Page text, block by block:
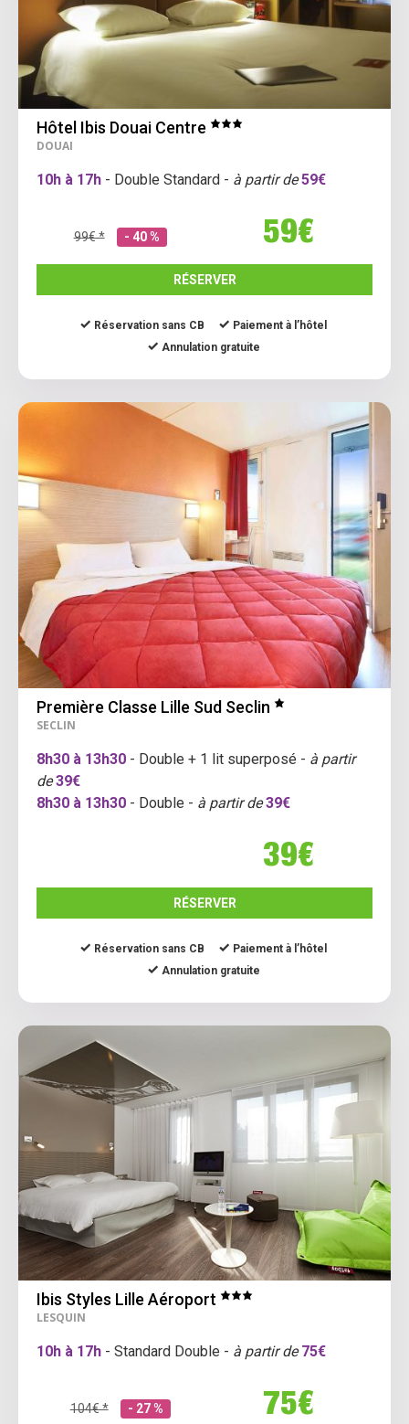
Hôtel Ibis Douai Centre
DOUAI
10h à 17h - Double Standard - à partir de 59€
99€ * - 40 % 59€
RÉSERVER
Réservation sans CB
Paiement à l’hôtel
Annulation gratuite
Première Classe Lille Sud Seclin
SECLIN
8h30 à 13h30 - Double + 1 lit superposé - à partir
de 39€
8h30 à 13h30 - Double - à partir de 39€
39€
RÉSERVER
Réservation sans CB
Paiement à l’hôtel
Annulation gratuite
Ibis Styles Lille Aéroport
LESQUIN
10h à 17h - Standard Double - à partir de 75€
104€ * - 27 % 75€